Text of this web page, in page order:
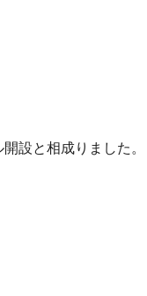
設と相成りました。